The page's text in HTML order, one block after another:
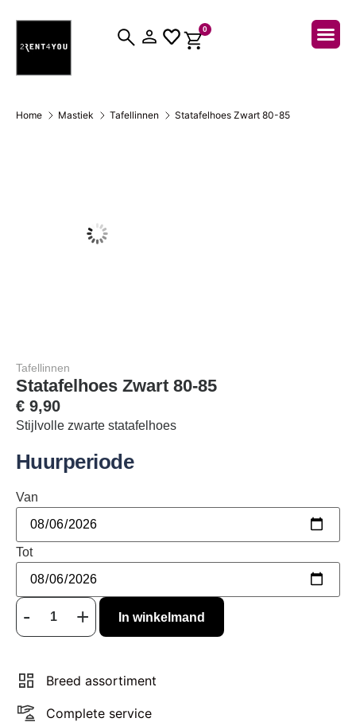
0
Home Mastiek Tafellinnen Statafelhoes Zwart 80-85
Tafellinnen
Statafelhoes Zwart 80-85
€ 9,90
Stijlvolle zwarte statafelhoes
Huurperiode
Van
Tot
In winkelmand
Breed assortiment
Complete service